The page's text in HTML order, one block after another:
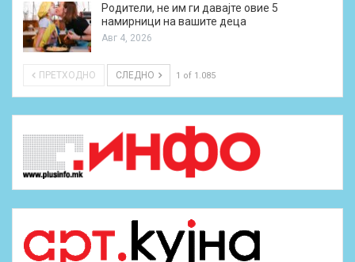
Родители, не им ги давајте овие 5
намирници на вашите деца
Авг 4, 2026
ПРЕТХОДНО СЛЕДНО 1 of 1.085